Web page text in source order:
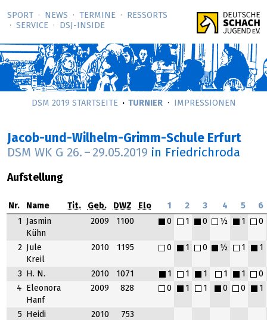
SPORT NEWS TERMINE
RESSORTS
SERVICE
DSJ-­INSIDE
DSM 2019 STARTSEITE TURNIER IMPRESSIONEN
Jacob-und-Wilhelm-Grimm-Schule Erfurt
DSM WK G 26. – 29.05.2019 in Friedrichroda
Aufstellung
Nr. Name Tit. Geb. DWZ Elo 1 2 3 4 5 6
1
Jasmin
Kühn
2009 1100 0 1 0 ½ 1 0
2
Jule
Kreil
2010 1195 0 1 0 ½ 1 1
3 H. N. 2010 1071 1 1 1 1 1
0
4
Eleonora
Hanf
2009 828 0 1 1 0 0 1
5
Heidi
2010 753